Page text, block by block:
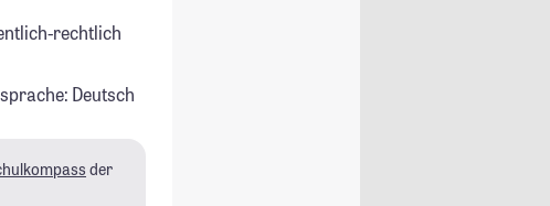
rechtlich
Deutsch
der